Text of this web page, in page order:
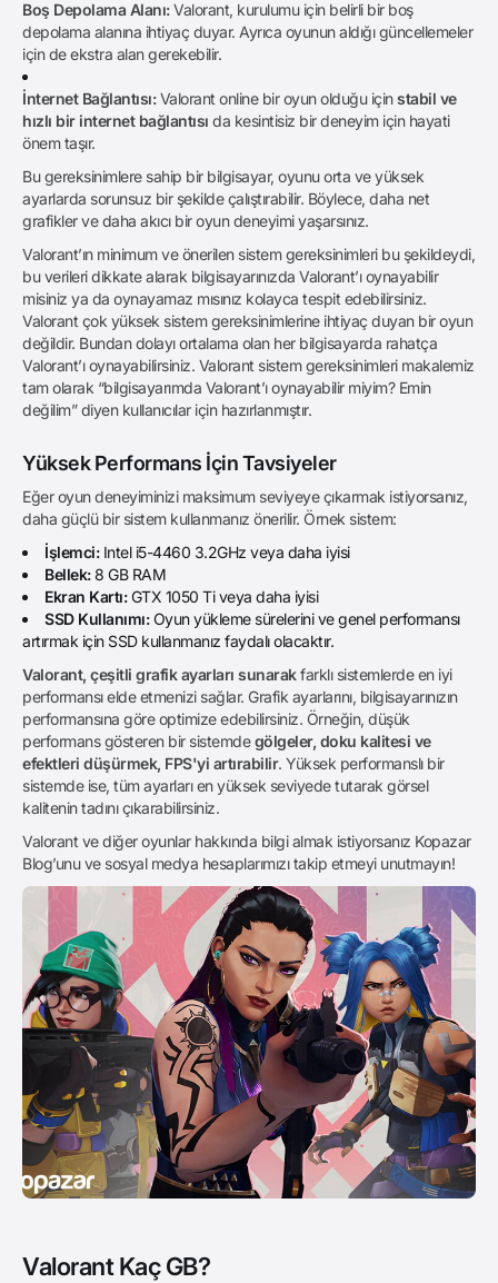
Boş Depolama Alanı:Valorant, kurulumu için belirli bir boş
depolama alanına ihtiyaç duyar. Ayrıca oyunun aldığı güncellemeler
için de ekstra alan gerekebilir.
İnternet Bağlantısı:Valorant online bir oyun olduğu içinstabil ve
hızlı bir internet bağlantısı da kesintisiz bir deneyim için hayati
önem taşır.
Bu gereksinimlere sahip bir bilgisayar, oyunu orta ve yüksek
ayarlarda sorunsuz bir şekilde çalıştırabilir. Böylece, daha net
grafikler ve daha akıcı bir oyun deneyimi yaşarsınız.
Valorant’ın minimum ve önerilen sistem gereksinimleri bu şekildeydi,
bu verileri dikkate alarak bilgisayarınızda Valorant’ı oynayabilir
misiniz ya da oynayamaz mısınız kolayca tespit edebilirsiniz.
Valorant çok yüksek sistem gereksinimlerine ihtiyaç duyan bir oyun
değildir. Bundan dolayı ortalama olan her bilgisayarda rahatça
Valorant’ı oynayabilirsiniz. Valorant sistem gereksinimleri makalemiz
tam olarak “bilgisayarımda Valorant’ı oynayabilir miyim? Emin
değilim” diyen kullanıcılar için hazırlanmıştır.
Yüksek Performans İçin Tavsiyeler
Eğer oyun deneyiminizi maksimum seviyeye çıkarmak istiyorsanız,
daha güçlü bir sistem kullanmanız önerilir. Örnek sistem:
İşlemci:Intel i5-4460 3.2GHz veya daha iyisi
Bellek:8 GB RAM
Ekran Kartı:GTX 1050 Ti veya daha iyisi
SSD Kullanımı:Oyun yükleme sürelerini ve genel performansı
artırmak için SSD kullanmanız faydalı olacaktır.
Valorant, çeşitli grafik ayarları sunarakfarklı sistemlerde en iyi
performansı elde etmenizi sağlar. Grafik ayarlarını, bilgisayarınızın
performansına göre optimize edebilirsiniz. Örneğin, düşük
performans gösteren bir sistemdegölgeler, doku kalitesi ve
efektleri düşürmek, FPS'yi artırabilir. Yüksek performanslı bir
sistemde ise, tüm ayarları en yüksek seviyede tutarak görsel
kalitenin tadını çıkarabilirsiniz.
Valorant ve diğer oyunlar hakkında bilgi almak istiyorsanız Kopazar
Blog’unu ve sosyal medya hesaplarımızı takip etmeyi unutmayın!
Valorant Kaç GB?